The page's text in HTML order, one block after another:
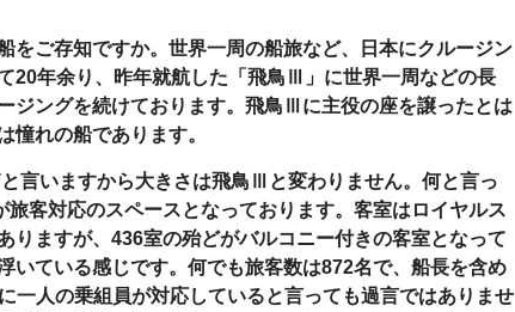
ご存知ですか。世界一周の船旅など、日本にクルージン
20年余り、昨年就航した「飛鳥Ⅲ」に世界一周などの長
ジングを続けております。飛鳥Ⅲに主役の座を譲ったとは
憧れの船であります。
と言いますから大きさは飛鳥Ⅲと変わりません。何と言っ
旅客対応のスペースとなっております。客室はロイヤルス
りますが、 436室の殆どがバルコニー付きの客室となって
いている感じです。何でも旅客数は872名で、船長を含め
一人の乗組員が対応していると言っても過言ではありませ